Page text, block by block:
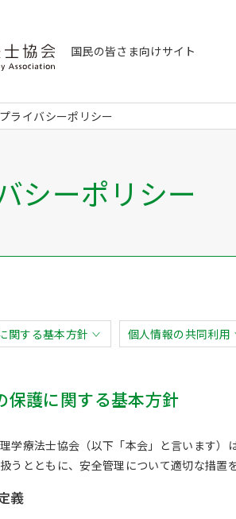
国民の皆さま向けサイト
プライバシーポリシー
シーポリシー
関する基本方針 個人情報の共同利用
保護に関する基本方針
学療法士協会（以下「本会」と言います
うとともに、安全管理について適切な措置
義